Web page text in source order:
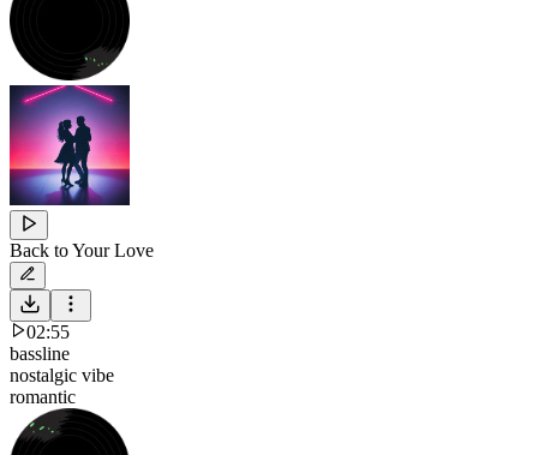
Back to Your Love
02:55
bassline
nostalgic vibe
romantic